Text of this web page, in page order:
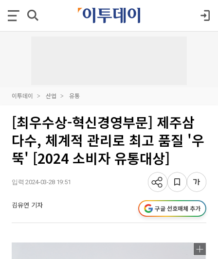
이투데이 산업 유통
[최우수상-혁신경영부문] 제주삼
다수, 체계적 관리로 최고 품질 '우
뚝' [2024 소비자 유통대상]
입력 2024-03-28 19:51
김유연 기자 구글 선호매체 추가